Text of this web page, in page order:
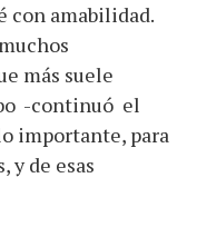
con amabilidad.
más suele
-continuó el
importante, para
y de esas